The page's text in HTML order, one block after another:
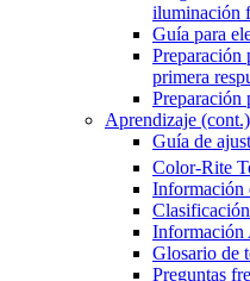
iluminación
Guía para
Preparación
primera
Preparación
Aprendizaje (cont.)
Guía de
Color-Rite
Información
Glosario de
Preguntas